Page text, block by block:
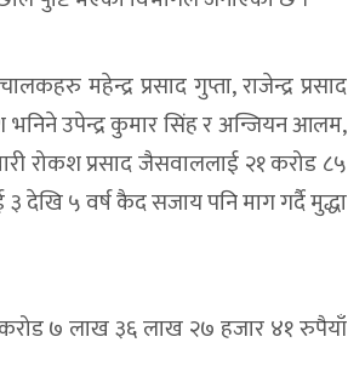
महेन्द्र प्रसाद गुप्ता, राजेन्द्र प्रसाद
भनिने उपेन्द्र कुमार सिंह र अन्जियन आलम,
रोकश प्रसाद जैसवाललाई २१ करोड ८५
देखि ५ वर्ष कैद सजाय पनि माग गर्दै मुद्धा
करोड ७ लाख ३६ लाख २७ हजार ४१ रुपैयाँ